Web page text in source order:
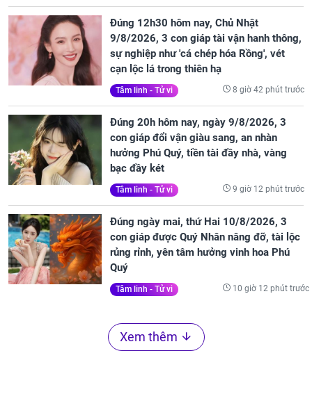
Đúng 12h30 hôm nay, Chủ Nhật
9/8/2026, 3 con giáp tài vận hanh thông,
sự nghiệp như 'cá chép hóa Rồng', vét
cạn lộc lá trong thiên hạ
Tâm linh - Tử vi 8 giờ 42 phút trước
Đúng 20h hôm nay, ngày 9/8/2026, 3
con giáp đổi vận giàu sang, an nhàn
hưởng Phú Quý, tiền tài đầy nhà, vàng
bạc đầy két
Tâm linh - Tử vi 9 giờ 12 phút trước
Đúng ngày mai, thứ Hai 10/8/2026, 3
con giáp được Quý Nhân nâng đỡ, tài lộc
rủng rỉnh, yên tâm hưởng vinh hoa Phú
Quý
Tâm linh - Tử vi 10 giờ 12 phút trước
Xem thêm